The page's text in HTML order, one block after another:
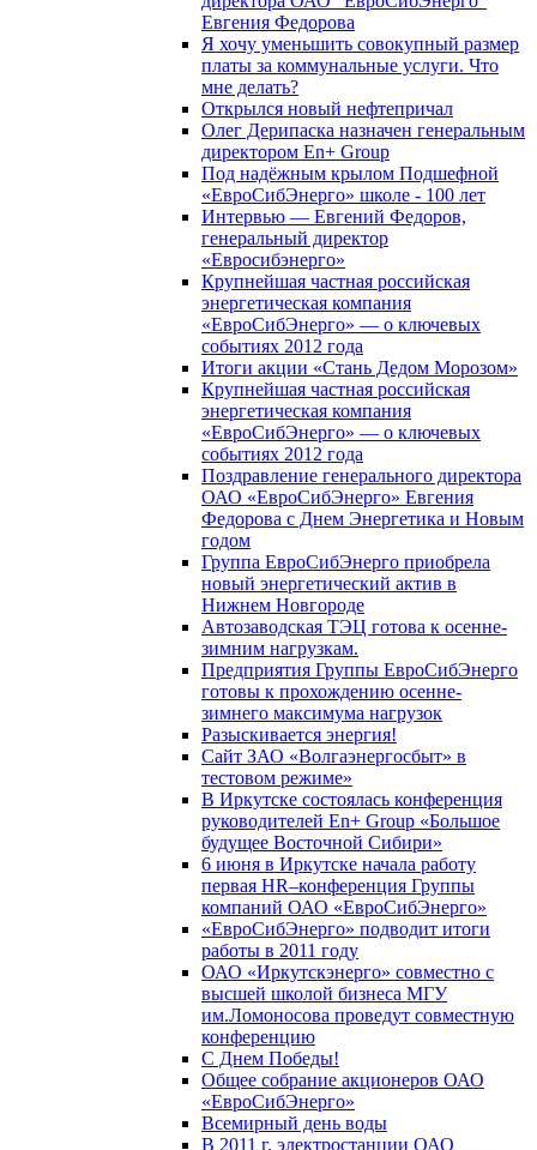
Евгения Федорова
Я хочу уменьшить совокупный размер
платы за коммунальные услуги. Что
мне делать?
Открылся новый нефтепричал
Олег Дерипаска назначен генеральным
директором En+ Group
Под надёжным крылом Подшефной
«ЕвроСибЭнерго» школе - 100 лет
Интервью — Евгений Федоров,
генеральный директор
«Евросибэнерго»
Крупнейшая частная российская
энергетическая компания
«ЕвроСибЭнерго» — о ключевых
событиях 2012 года
Итоги акции «Стань Дедом Морозом»
Крупнейшая частная российская
энергетическая компания
«ЕвроСибЭнерго» — о ключевых
событиях 2012 года
Поздравление генерального директора
ОАО «ЕвроСибЭнерго» Евгения
Федорова с Днем Энергетика и Новым
годом
Группа ЕвроСибЭнерго приобрела
новый энергетический актив в
Нижнем Новгороде
Автозаводская ТЭЦ готова к осенне-
зимним нагрузкам.
Предприятия Группы ЕвроСибЭнерго
готовы к прохождению осенне-
зимнего максимума нагрузок
Разыскивается энергия!
Сайт ЗАО «Волгаэнергосбыт» в
тестовом режиме»
В Иркутске состоялась конференция
руководителей En+ Group «Большое
будущее Восточной Сибири»
6 июня в Иркутске начала работу
первая HR–конференция Группы
компаний ОАО «ЕвроСибЭнерго»
«ЕвроСибЭнерго» подводит итоги
работы в 2011 году
ОАО «Иркутскэнерго» совместно с
высшей школой бизнеса МГУ
им.Ломоносова проведут совместную
конференцию
С Днем Победы!
Общее собрание акционеров ОАО
«ЕвроСибЭнерго»
Всемирный день воды
В 2011 г. электростанции ОАО